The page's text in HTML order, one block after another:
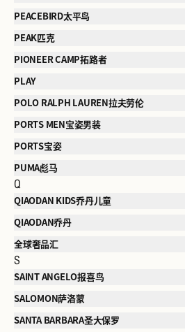
PEACEBIRD太平鸟
PEAK匹克
PIONEER CAMP拓路者
PLAY
POLO RALPH LAUREN拉夫劳伦
PORTS MEN宝姿男装
PORTS宝姿
PUMA彪马
Q
QIAODAN KIDS乔丹儿童
QIAODAN乔丹
全球奢品汇
S
SAINT ANGELO报喜鸟
SALOMON萨洛蒙
SANTA BARBARA圣大保罗